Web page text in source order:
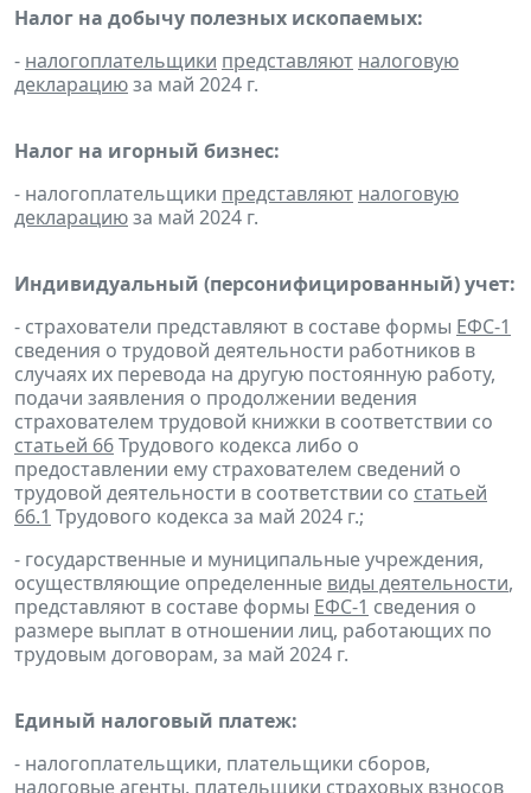
Налог на добычу полезных ископаемых:
- налогоплательщики представляют налоговую
декларациюза май 2024 г.
Налог на игорный бизнес:
- налогоплательщики представляют налоговую
декларациюза май 2024 г.
Индивидуальный (персонифицированный) учет:
- страхователи представляют в составе формы ЕФС-1
сведения о трудовой деятельности работников в
случаях их перевода на другую постоянную работу,
подачи заявления о продолжении ведения
страхователем трудовой книжки в соответствии со
статьей 66Трудового кодекса либо о
предоставлении ему страхователем сведений о
трудовой деятельности в соответствии со статьей
66.1 Трудового кодекса за май 2024 г.;
- государственные и муниципальные учреждения,
осуществляющие определенные виды деятельности,
представляют в составе формы ЕФС-1 сведения о
размере выплат в отношении лиц, работающих по
трудовым договорам, за май 2024 г.
Единый налоговый платеж:
- налогоплательщики, плательщики сборов,
налоговые агенты, плательщики страховых взносов